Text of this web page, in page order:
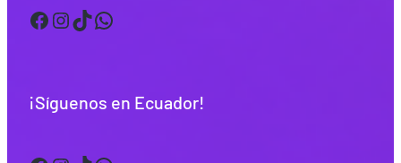
Facebook InstagramTikTok WhatsApp
¡Síguenos en Ecuador!